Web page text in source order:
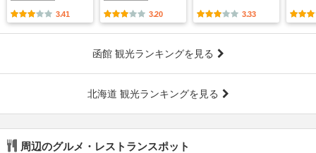
3.41 3.20 3.33
函館 観光ランキングを見る
北海道 観光ランキングを見る
周辺のグルメ・レストランスポット